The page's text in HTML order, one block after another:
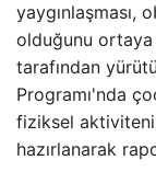
yaygınlaşması,
olduğunu ortaya
tarafından
Programı'nda
fiziksel
hazırlanarak